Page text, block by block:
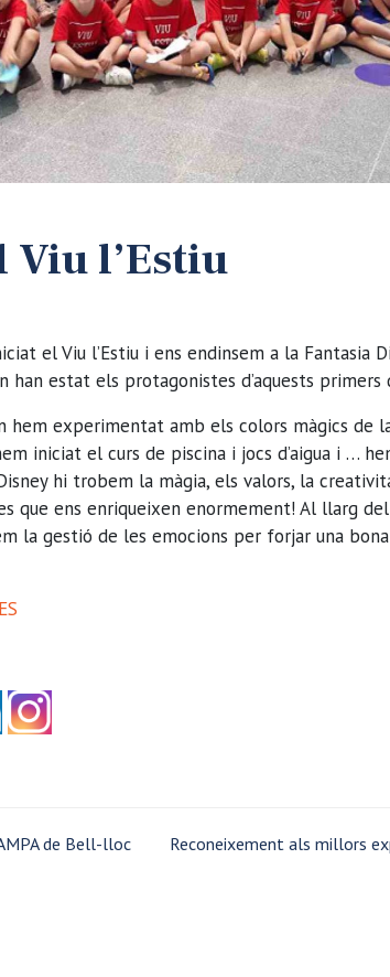
l’Estiu
el Viu l’Estiu i ens endinsem a la Fantasia
han estat els protagonistes d’aquests primers
hem experimentat amb els colors màgics
iniciat el curs de piscina i jocs d’aigua i …
hi trobem la màgia, els valors, la
que ens enriqueixen enormement! Al llarg del
la gestió de les emocions per forjar una
de Bell-lloc Reconeixement als millors